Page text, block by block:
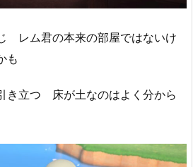
レム君の本来の部屋ではないけ
も
き立つ 床が土なのはよく分から